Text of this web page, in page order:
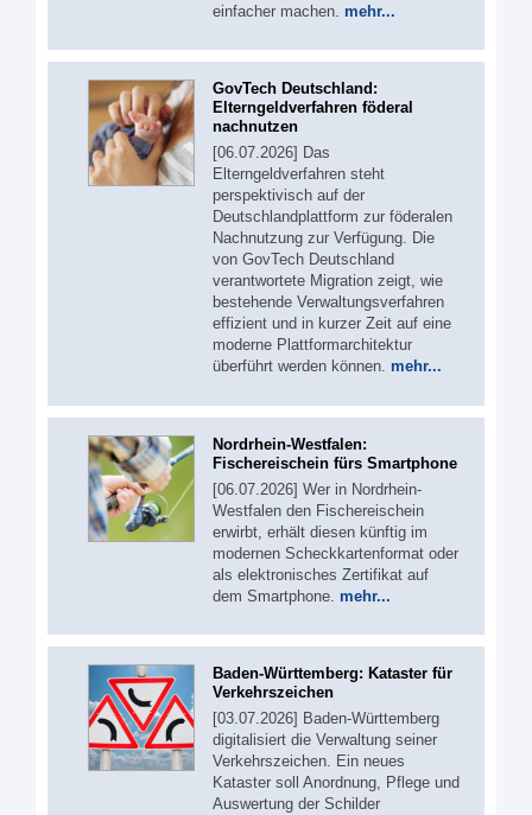
einfacher machen. mehr...
GovTech Deutschland:
Elterngeldverfahren föderal
nachnutzen
[06.07.2026] Das
Elterngeldverfahren steht
perspektivisch auf der
Deutschlandplattform zur föderalen
Nachnutzung zur Verfügung. Die
von GovTech Deutschland
verantwortete Migration zeigt, wie
bestehende Verwaltungsverfahren
effizient und in kurzer Zeit auf eine
moderne Plattformarchitektur
überführt werden können. mehr...
Nordrhein-Westfalen:
Fischereischein fürs Smartphone
[06.07.2026] Wer in Nordrhein-
Westfalen den Fischereischein
erwirbt, erhält diesen künftig im
modernen Scheckkartenformat oder
als elektronisches Zertifikat auf
dem Smartphone. mehr...
Baden-Württemberg: Kataster für
Verkehrszeichen
[03.07.2026] Baden-Württemberg
digitalisiert die Verwaltung seiner
Verkehrszeichen. Ein neues
Kataster soll Anordnung, Pflege und
Auswertung der Schilder